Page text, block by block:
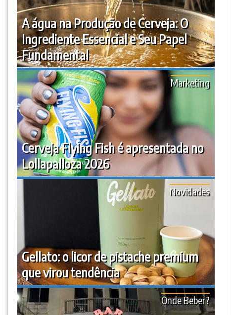
A água na Produção de Cerveja: O
Ingrediente Essencial e Seu Papel
Fundamental
Cerveja Flying Fish é apresentada no
Lollapalloza 2026
Marketing
Gellato: o licor de pistache premium
que virou tendência
Novidades
Onde Beber?